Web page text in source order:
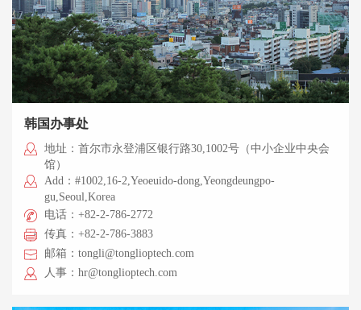
韩国办事处
地址：首尔市永登浦区银行路30,1002号（中小企业中央会
馆）
Add：#1002,16-2,Yeoeuido-dong,Yeongdeungpo-
gu,Seoul,Korea
电话：+82-2-786-2772
传真：+82-2-786-3883
邮箱：tongli@tonglioptech.com
人事：hr@tonglioptech.com